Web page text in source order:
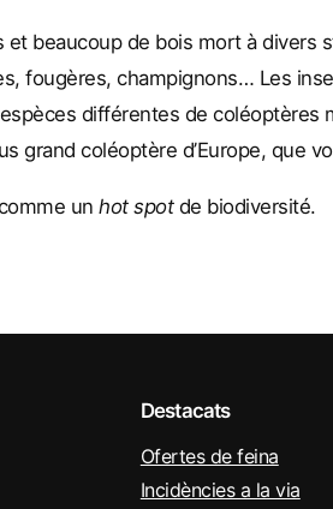
beaucoup de bois mort à divers
fougères, champignons… Les
différentes de coléoptères
grand coléoptère d’Europe, que
un hot spotde biodiversité.
Destacats
Ofertes de feina
Incidències a la via